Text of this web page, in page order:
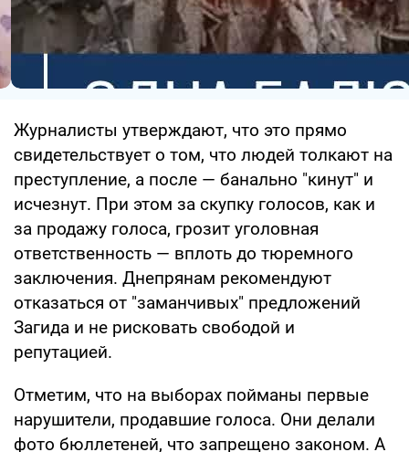
Журналисты утверждают, что это прямо
свидетельствует о том, что людей толкают на
преступление, а после — банально "кинут" и
исчезнут. При этом за скупку голосов, как и
за продажу голоса, грозит уголовная
ответственность — вплоть до тюремного
заключения. Днепрянам рекомендуют
отказаться от "заманчивых" предложений
Загида и не рисковать свободой и
репутацией.
Отметим, что на выборах пойманы первые
нарушители, продавшие голоса. Они делали
фото бюллетеней, что запрещено законом. А